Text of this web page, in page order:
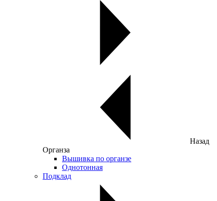
Назад
Органза
Вышивка по органзе
Однотонная
Подклад